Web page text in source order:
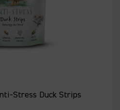
Stress Duck Strips